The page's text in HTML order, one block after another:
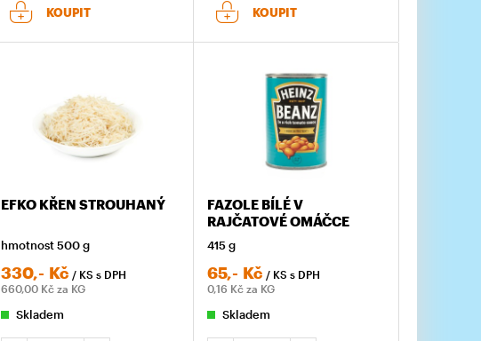
KOUPIT KOUPIT
EFKO KŘEN STROUHANÝ
hmotnost 500 g
330,- Kč / KS s DPH
660,00Kč za KG
Skladem
FAZOLE BÍLÉ V
RAJČATOVÉ OMÁČCE
415 g
65,- Kč / KS s DPH
0,16 Kč za KG
Skladem